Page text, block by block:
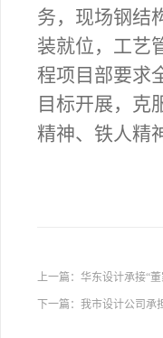
务，现场钢结
装就位，工艺
程项目部要求
目标开展，克
精神、铁人精
上一篇： 华东设计承接“
下一篇： 我市设计公司承